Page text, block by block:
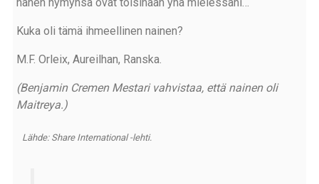
Kuka oli tämä ihmeellinen nainen?
M.F. Orleix, Aureilhan, Ranska.
(Benjamin Cremen Mestari vahvistaa, että nainen oli
Maitreya.)
Lähde: Share International -lehti.